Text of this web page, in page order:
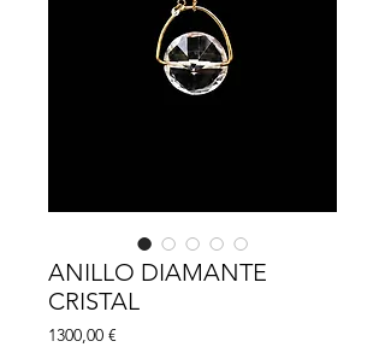
ANILLO DIAMANTE
CRISTAL
1300,00 €